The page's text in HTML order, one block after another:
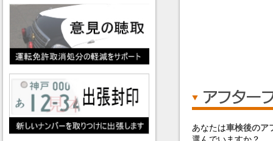
あなたは車検後のア